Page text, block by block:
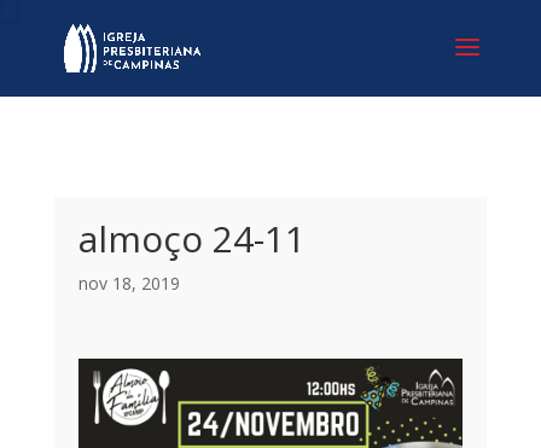
almoço 24-11
nov 18, 2019